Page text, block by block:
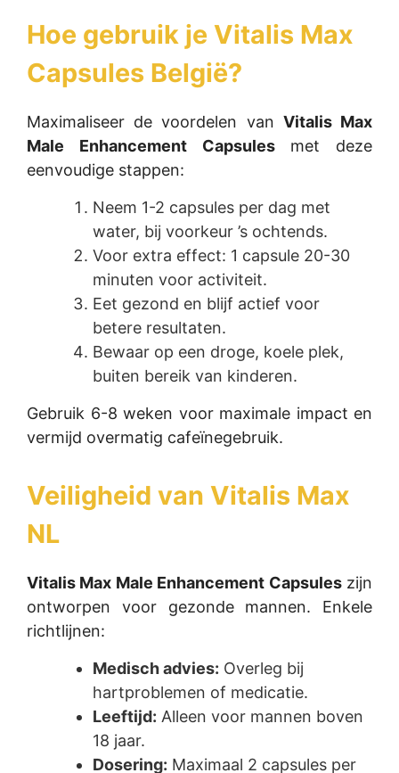
Hoe gebruik je Vitalis Max
Capsules België?
Maximaliseer de voordelen van Vitalis Max
Male Enhancement Capsulesmet deze
eenvoudige stappen:
Neem 1-2 capsules per dag met
water, bij voorkeur ’s ochtends.
Voor extra effect: 1 capsule 20-30
minuten voor activiteit.
Eet gezond en blijf actief voor
betere resultaten.
Bewaar op een droge, koele plek,
buiten bereik van kinderen.
Gebruik 6-8 weken voor maximale impact en
vermijd overmatig cafeïnegebruik.
Veiligheid van Vitalis Max
NL
Vitalis Max Male Enhancement Capsuleszijn
ontworpen voor gezonde mannen. Enkele
richtlijnen:
Medisch advies: Overleg bij
hartproblemen of medicatie.
Leeftijd: Alleen voor mannen boven
18 jaar.
Dosering: Maximaal 2 capsules per